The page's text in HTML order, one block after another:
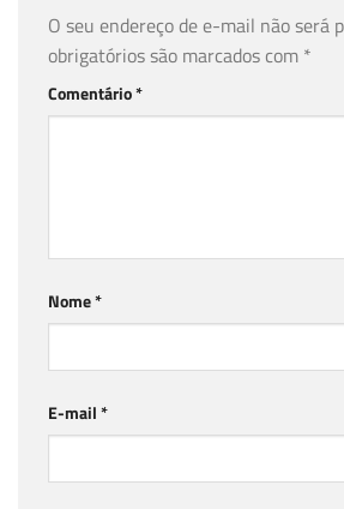
O seu endereço de e-mail não será
obrigatórios são marcados com *
Comentário*
Nome*
E-mail*